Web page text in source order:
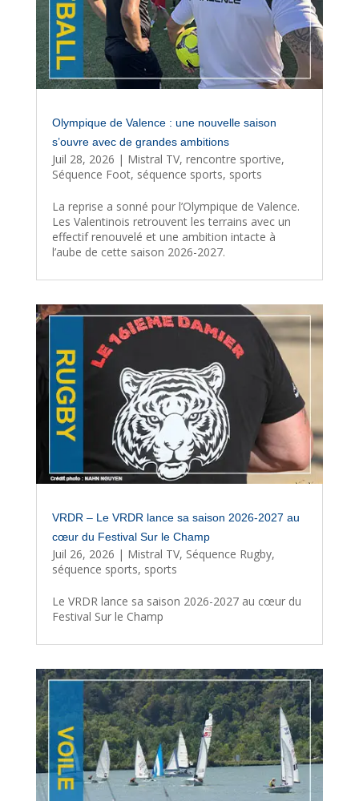
Olympique de Valence : une nouvelle saison
s’ouvre avec de grandes ambitions
Juil 28, 2026 | Mistral TV, rencontre sportive,
Séquence Foot, séquence sports, sports
La reprise a sonné pour l’Olympique de Valence.
Les Valentinois retrouvent les terrains avec un
effectif renouvelé et une ambition intacte à
l’aube de cette saison 2026-2027.
VRDR – Le VRDR lance sa saison 2026-2027 au
cœur du Festival Sur le Champ
Juil 26, 2026 | Mistral TV, Séquence Rugby,
séquence sports, sports
Le VRDR lance sa saison 2026-2027 au cœur du
Festival Sur le Champ